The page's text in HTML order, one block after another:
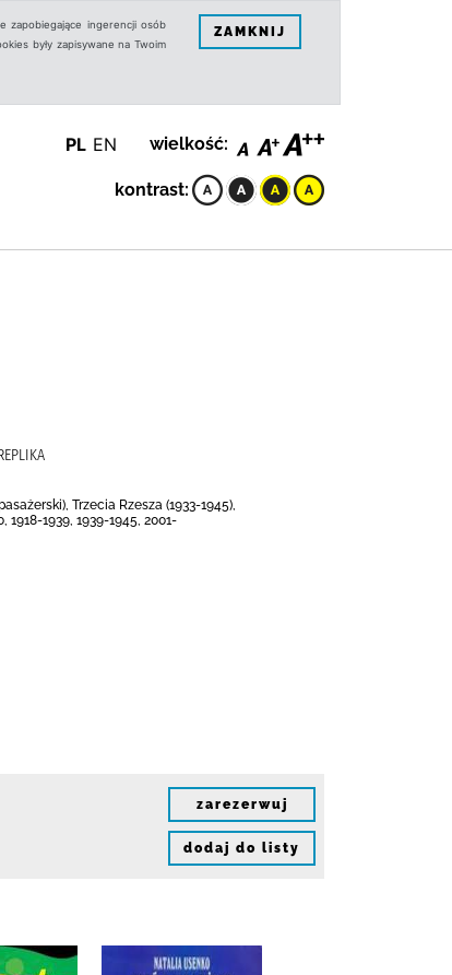
zapobiegające ingerencji osób
były zapisywane na Twoim
ZAMKNIJ
PL EN wielkość:
kontrast:
Trzecia Rzesza (1933-1945),
1939, 1939-1945, 2001-
zarezerwuj
dodaj do listy